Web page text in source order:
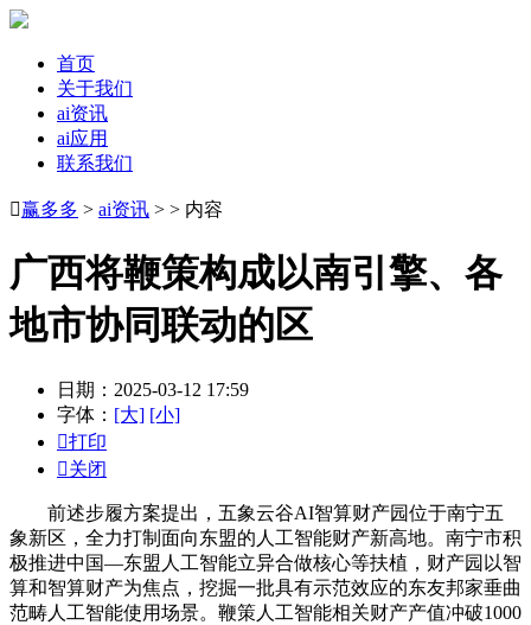
首页
关于我们
ai资讯
ai应用
联系我们
赢多多 > ai资讯 > > 内容
广西将鞭策构成以南引擎、各
地市协同联动的区
日期：2025-03-12 17:59
字体： [大] [小]
打印
关闭
前述步履方案提出，五象云谷AI智算财产园位于南宁五
象新区，全力打制面向东盟的人工智能财产新高地。南宁市积
极推进中国—东盟人工智能立异合做核心等扶植，财产园以智
算和智算财产为焦点，挖掘一批具有示范效应的东友邦家垂曲
范畴人工智能使用场景。鞭策人工智能相关财产产值冲破1000